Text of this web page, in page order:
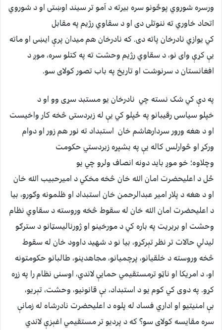
ورسره شوروي پوځونو سره بیرته د آمو تر سیند اوښتی او د شوروي
اتحاد خاوري ته ننوتلی دی او د سقاوي رژیم په مقابل
کي یوازي نادرخان پاته دی. که نادرخان هم میدان پرې ایښی او ماته
یې کړې وای نو، د سقاوي رژیم وحشت ته په کتلو سره، موږ د
افغانستان د سرنوشت او تاریخ په باب تصور کولای سو.
په دې کي شک نسته چي نادرخان یو مستبد سړی وو او د
خپلو سیاسی رقیبانو په ځپلو کي یې له زبردستی څخه کار واخیست
او د هغه ورور سردارهاشم خان استبداد ته نور هم زور او دوام
ورکړ او څوارلس کاله یې په بشپړه زبردستي حکومت
وچلاوه؛ خو موږ باید دونه انصاف ولرو چي یو
ځل د اعلیحضرت امان الله خان څخه مخکي د امیرحبیب الله خان
او د هغه د پلار امیر عبدالرحمن خان استبداد او ظلمونه وګورو، بیا
د اعلیحضرت امان الله خان له سقوط څخه وروسته د سقاوي نظام
وحشت او بربریت په باره کي د مورخینو او ژورنالیسټانو د سترګو
لیدلي حالات تر نظر تېرکړو، بیا نو د شهید داوود خان له سقوط
څخه وروسته د خلقیانو، پرچمیانو، مجاهدینو، طالبانو حکومتونه
او، د امریکا او ناټو ترمستقیمي حمایې لاندي، اوسنی نظام را په زړه
کړو. په دوی کي کوم یو د استبداد، بې قانونیو، وحشت، تېریو،
بې امنیتیو او اداري فساد له پلوه د اعلیحضرت نادرشاه له زمانې
سره مقایسه کولای سو؟ که د پردیو تر مستقیمي اغېزې لاندي